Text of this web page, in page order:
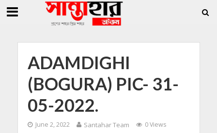
সাধারণ সম্পাদক সোহাগ » সান্তাহারে হেরোইনসহ যুবক গ্রেফতার সান্তাহারে
ADAMDIGHI
(BOGURA) PIC- 31-
05-2022.
June 2, 2022 Santahar Team 0 Views